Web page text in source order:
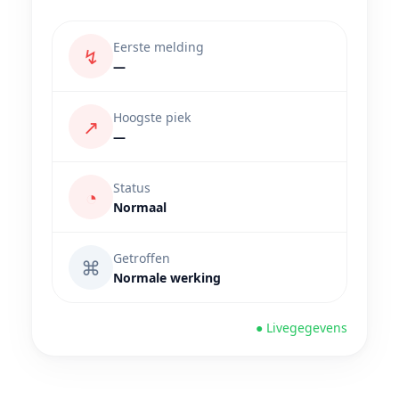
↯
Eerste melding
—
↗
Hoogste piek
—
◔
Status
Normaal
⌘
Getroffen
Normale werking
● Livegegevens